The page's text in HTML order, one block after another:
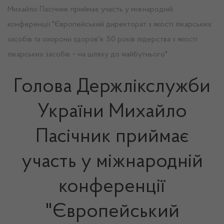
Михайло Пасічник приймає участь у міжнародній
конференції "Європейський директорат з якості лікарських
засобів та охорони здоров'я: 50 років лідерства з якості
лікарських засобів – на шляху до майбутнього"
Голова Держлікслужби
України Михайло
Пасічник приймає
участь у міжнародній
конференції
"Європейський